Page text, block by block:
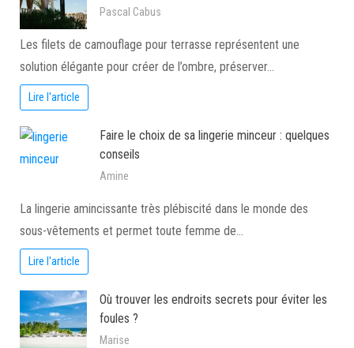
Pascal Cabus
Les filets de camouflage pour terrasse représentent une
solution élégante pour créer de l’ombre, préserver…
Lire l'article
Faire le choix de sa lingerie minceur : quelques
conseils
Amine
La lingerie amincissante très plébiscité dans le monde des
sous-vêtements et permet toute femme de…
Lire l'article
Où trouver les endroits secrets pour éviter les
foules ?
Marise